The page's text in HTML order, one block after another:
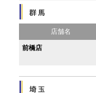
店舗名
前橋店